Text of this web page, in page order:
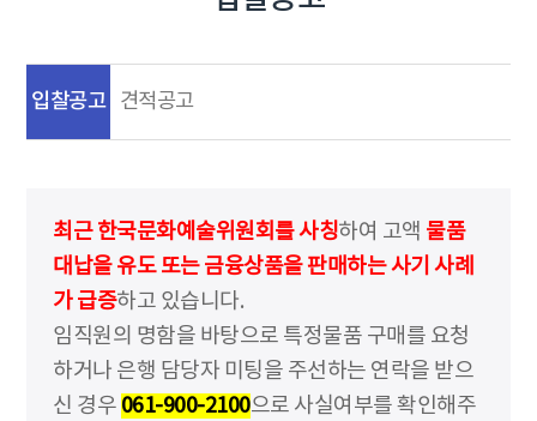
입찰공고 견적공고
최근 한국문화예술위원회를 사칭하여 고액 물품
대납을 유도 또는 금융상품을 판매하는 사기 사례
가 급증하고 있습니다.
임직원의 명함을 바탕으로 특정물품 구매를 요청
하거나 은행 담당자 미팅을 주선하는 연락을 받으
신 경우 061-900-2100으로 사실여부를 확인해주